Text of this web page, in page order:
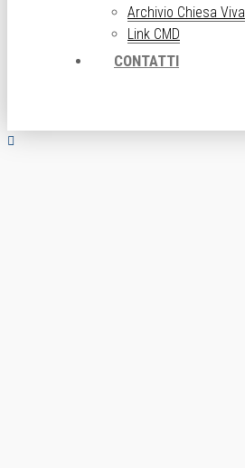
Archivio Chiesa Viva
Link CMD
CONTATTI